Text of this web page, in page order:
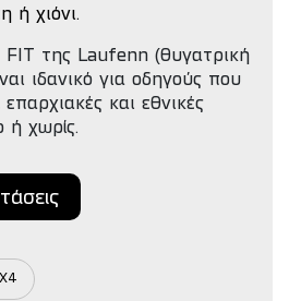
ή χιόνι.
FIT της Laufenn (θυγατρική
ιδανικό για οδηγούς που
και εθνικές
ή χωρίς.